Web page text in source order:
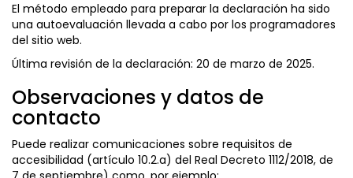
El método empleado para preparar la declaración ha sido
una autoevaluación llevada a cabo por los programadores
del sitio web.
Última revisión de la declaración: 20 de marzo de 2025.
Observaciones y datos de
contacto
Puede realizar comunicaciones sobre requisitos de
accesibilidad (artículo 10.2.a) del Real Decreto 1112/2018, de